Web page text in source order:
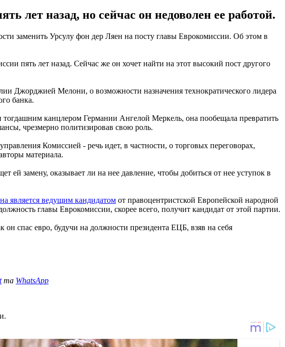
лет назад, но сейчас он недоволен ее работой.
заменить Урсулу фон дер Ляен на посту главы Еврокомиссии. Об этом в
пять лет назад. Сейчас же он хочет найти на этот высокий пост другого
Джорджией Мелони, о возможности назначения технократического лидера
банка.
канцлером Германии Ангелой Меркель, она пообещала превратить
чрезмерно политизировав свою роль.
Комиссией - речь идет, в частности, о торговых переговорах,
материала.
замену, оказывает ли на нее давление, чтобы добиться от нее уступок в
является ведущим кандидатом от правоцентристской Европейской народной
главы Еврокомиссии, скорее всего, получит кандидат от этой партии.
спас евро, будучи на должности президента ЕЦБ, взяв на себя
та WhatsApp